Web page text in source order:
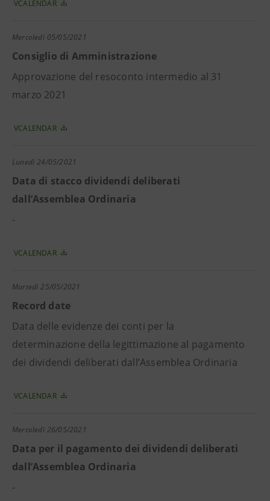
VCALENDAR
Mercoledì 05/05/2021
Consiglio di Amministrazione
Approvazione del resoconto intermedio al 31
marzo 2021
VCALENDAR
Lunedì 24/05/2021
Data di stacco dividendi deliberati
dall’Assemblea Ordinaria
-
VCALENDAR
Martedì 25/05/2021
Record date
Data delle evidenze dei conti per la
determinazione della legittimazione al pagamento
dei dividendi deliberati dall’Assemblea Ordinaria
VCALENDAR
Mercoledì 26/05/2021
Data per il pagamento dei dividendi deliberati
dall’Assemblea Ordinaria
-